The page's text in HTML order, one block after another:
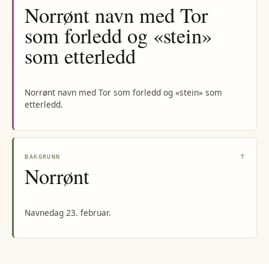
Norrønt navn med Tor
som forledd og «stein»
som etterledd
Norrønt navn med Tor som forledd og «stein» som
etterledd.
BAKGRUNN T
Norrønt
Navnedag 23. februar.